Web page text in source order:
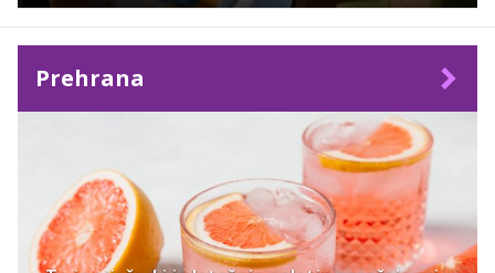
Prehrana